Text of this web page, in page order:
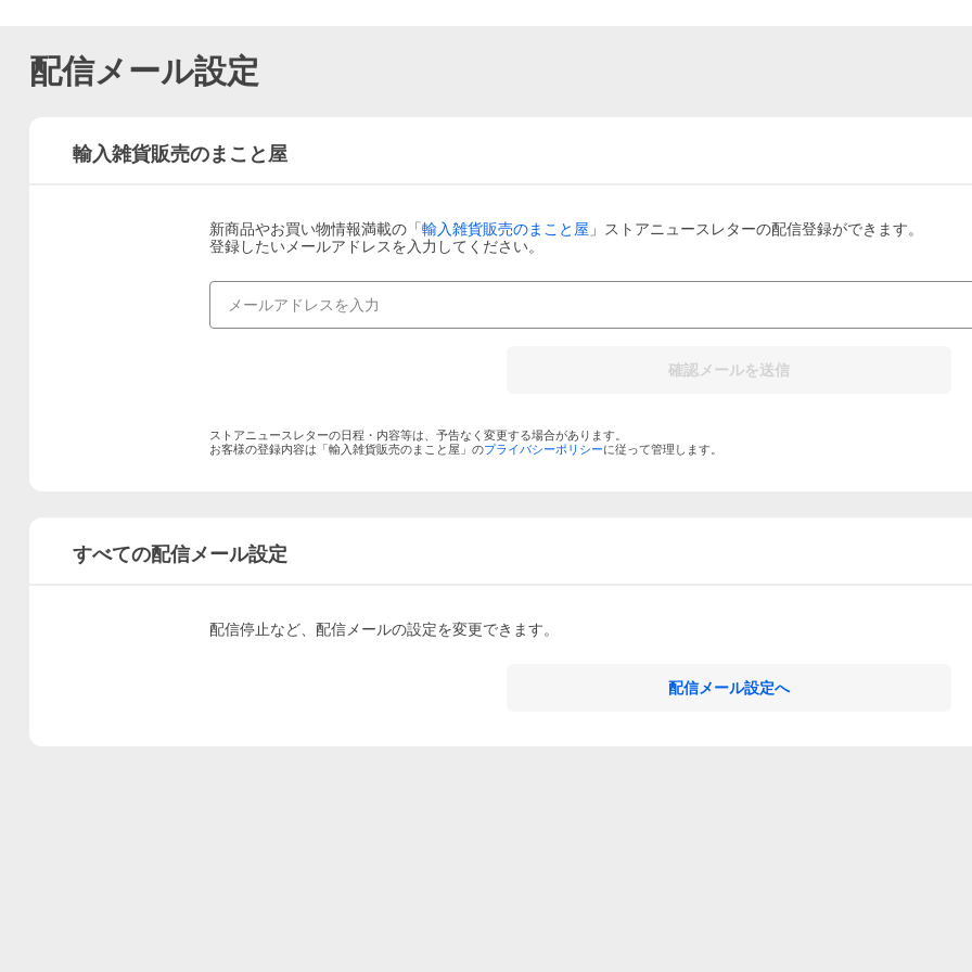
配信メール設定
輸入雑貨販売のまこと屋
新商品やお買い物情報満載の「輸入雑貨販売のまこと屋 」ストアニュースレターの配信登録ができます。
登録したいメールアドレスを入力してください。
確認メールを送信
ストアニュースレターの日程・内容等は、予告なく変更する場合があります。
お客様の登録内容は「輸入雑貨販売のまこと屋 」のプライバシーポリシーに従って管理します。
すべての配信メール設定
配信停止など、配信メールの設定を変更できます。
配信メール設定へ